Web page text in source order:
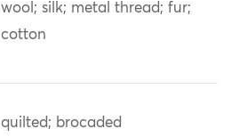
wool; silk; metal thread; fur;
cotton
quilted; brocaded